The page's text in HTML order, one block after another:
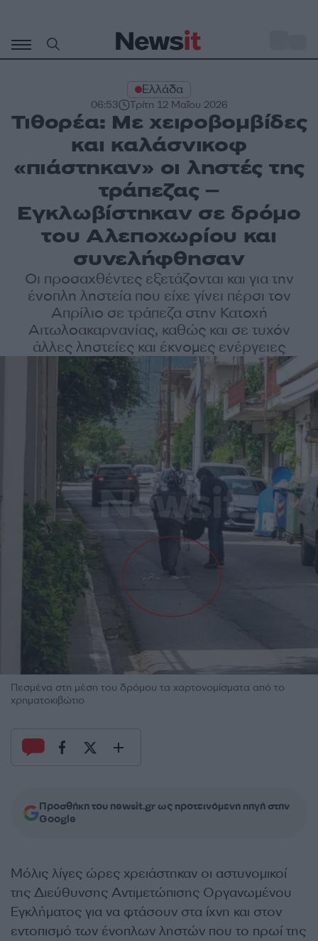
περιεχόμενο
Ελλάδα
06:53 Τρίτη 12 Μαΐου 2026
Τιθορέα: Με χειροβομβίδες
και καλάσνικοφ
«πιάστηκαν» οι ληστές της
τράπεζας –
Εγκλωβίστηκαν σε δρόμο
του Αλεποχωρίου και
συνελήφθησαν
Οι προσαχθέντες εξετάζονται και για την
ένοπλη ληστεία που είχε γίνει πέρσι τον
Απρίλιο σε τράπεζα στην Κατοχή
Αιτωλοακαρνανίας, καθώς και σε τυχόν
άλλες ληστείες και έκνομες ενέργειες
Πεσμένα στη μέση του δρόμου τα χαρτονομίσματα από το
χρηματοκιβώτιο
Προσθήκη του newsit.gr ως προτεινόμενη πηγή στην
Google
Μόλις λίγες ώρες χρειάστηκαν οι αστυνομικοί
της Διεύθυνσης Αντιμετώπισης Οργανωμένου
Εγκλήματος για να φτάσουν στα ίχνη και στον
εντοπισμό των ένοπλων ληστών που το πρωί της